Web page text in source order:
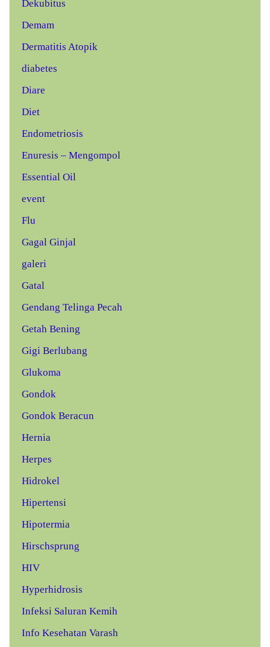
Dekubitus
Demam
Dermatitis Atopik
diabetes
Diare
Diet
Endometriosis
Enuresis – Mengompol
Essential Oil
event
Flu
Gagal Ginjal
galeri
Gatal
Gendang Telinga Pecah
Getah Bening
Gigi Berlubang
Glukoma
Gondok
Gondok Beracun
Hernia
Herpes
Hidrokel
Hipertensi
Hipotermia
Hirschsprung
HIV
Hyperhidrosis
Infeksi Saluran Kemih
Info Kesehatan Varash